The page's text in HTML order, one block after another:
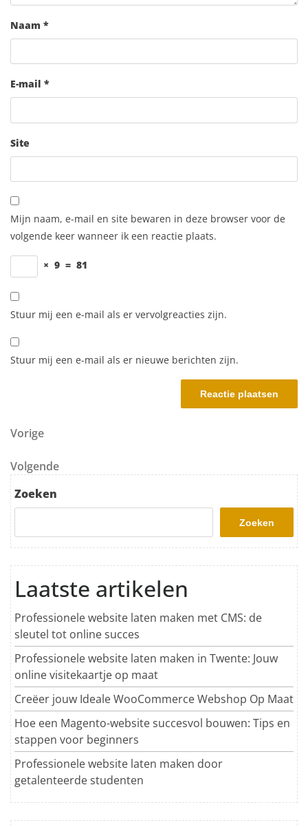
Naam *
E-mail *
Site
Mijn naam, e-mail en site bewaren in deze browser voor de
volgende keer wanneer ik een reactie plaats.
× 9 = 81
Stuur mij een e-mail als er vervolgreacties zijn.
Stuur mij een e-mail als er nieuwe berichten zijn.
Berichtnavigatie
Vorig bericht
Vorige
Volgend bericht
Volgende
Zoeken
Zoeken
Laatste artikelen
Professionele website laten maken met CMS: de
sleutel tot online succes
Professionele website laten maken in Twente: Jouw
online visitekaartje op maat
Creëer jouw Ideale WooCommerce Webshop Op Maat
Hoe een Magento-website succesvol bouwen: Tips en
stappen voor beginners
Professionele website laten maken door
getalenteerde studenten